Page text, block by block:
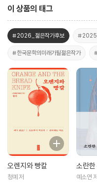
이 상품의 태그
#2026_젊은작가후보
#한국문학의미래가될젊은작가
오렌지와 빵칼
청예 저
소란한
예소연